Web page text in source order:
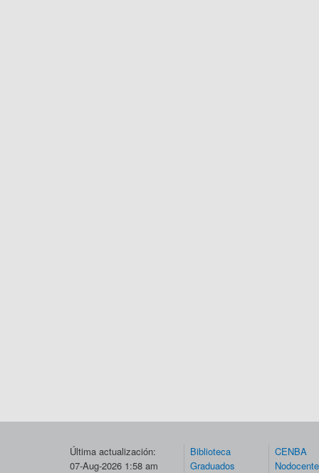
Última actualización:
07-Aug-2026 1:58 am
Biblioteca
Graduados
CENBA